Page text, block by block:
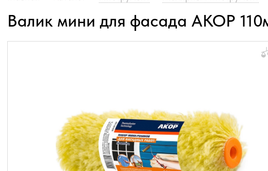
Валик мини для фасада АКОР